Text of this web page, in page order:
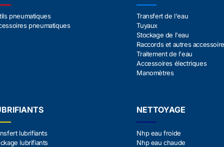
pneumatiques
pneumatiques
Transfert de l'eau
Tuyaux
Stockage de l'eau
Raccords et autres
Traitement de l'eau
Accessoires électriques
Manomètres
lubrifiants
lubrifiants
NETTOYAGE
Nhp eau froide
Nhp eau chaude